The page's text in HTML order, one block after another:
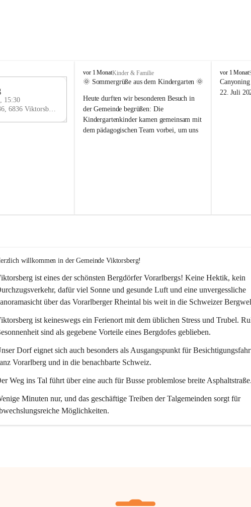
V
15:30
Hauptstraße 36, 6836 Viktorsberg, AUT
V
i
t
o
r
s
vor 1 MonatKinder & Familie
🌞 Sommergrüße aus dem Kindergarten 🌞
Heute durften wir besonderen Besuch in
der Gemeinde begrüßen: Die
Kindergartenkinder kamen gemeinsam mit
dem pädagogischen Team vorbei, um uns
V
i
k
vor 1 Monat
22. Juli
willkommen in der Gemeinde Viktorsberg!
ist eines der schönsten Bergdörfer Vorarlbergs! Keine Hektik, kein
dafür viel Sonne und gesunde Luft und eine unvergessliche
über das Vorarlberger Rheintal bis weit in die Schweizer
ist keineswegs ein Ferienort mit dem üblichen Stress und Trubel.
sind als gegebene Vorteile eines Bergdofes geblieben.
Dorf eignet sich auch besonders als Ausgangspunkt für
Vorarlberg und in die benachbarte Schweiz.
Weg ins Tal führt über eine auch für Busse problemlose breite
Minuten nur, und das geschäftige Treiben der Talgemeinden sorgt für
Möglichkeiten.